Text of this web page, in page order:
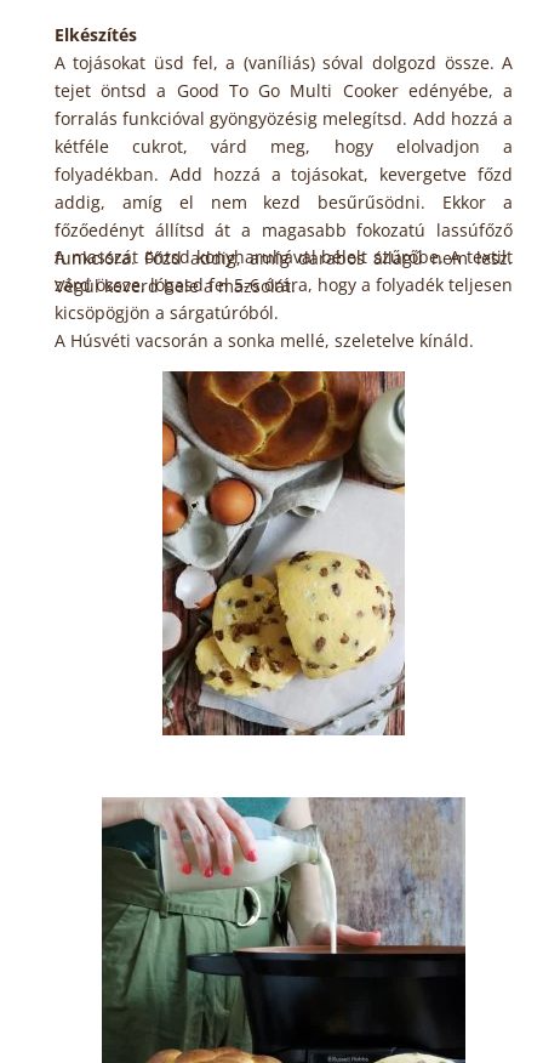
Elkészítés
A tojásokat üsd fel, a (vaníliás) sóval dolgozd össze. A
tejet öntsd a Good To Go Multi Cooker edényébe, a
forralás funkcióval gyöngyözésig melegítsd. Add hozzá a
kétféle cukrot, várd meg, hogy elolvadjon a
folyadékban. Add hozzá a tojásokat, kevergetve főzd
addig, amíg el nem kezd besűrűsödni. Ekkor a
főzőedényt állítsd át a magasabb fokozatú lassúfőző
funkcióra. Főzd addig, amíg darabos állagú nem lesz.
Végül keverd bele a mazsolát.
A masszát öntsd konyharuhával bélelt szűrőbe. A textilt
zárd össze, lógasd fel 5-6 órára, hogy a folyadék teljesen
kicsöpögjön a sárgatúróból.
A Húsvéti vacsorán a sonka mellé, szeletelve kínáld.